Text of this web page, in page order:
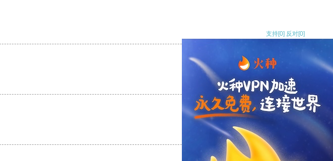
支持[0] 反对[0]
支持[0] 反对
支持